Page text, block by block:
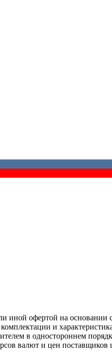
офертой на основании
и
в одностороннем
валют и цен поставщиков